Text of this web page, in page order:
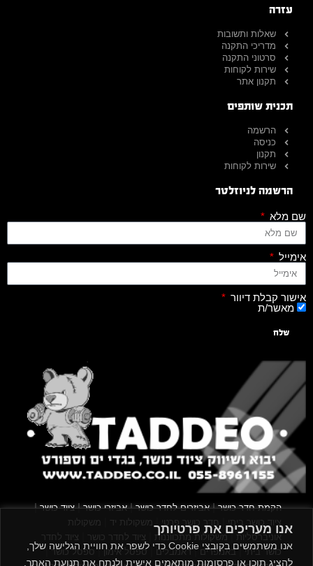
אנו מעריכים את פרטיותך
אנו משתמשים בקובצי Cookie כדי לשפר את חוויית הגלישה שלך,
להציג תוכן או פרסומות מותאמים אישית ולנתח את תנועת האתר.
עזרה
שאלות ותשובות
מדריכי התקנה
סרטוני התקנה
שירות לקוחות
תקנון אתר
תכנית שותפים
הרשמה
כניסה
תקנון
שירות לקוחות
הרשמה לניוזלטר
שם מלא
אימייל
אישור קבלת דיוור
מאשר/ת
שלח
הקמת חדר כושר|אביזרים לחדר כושר|אביזרי כושר|ציוד כושר|
ציוד כושר ביתי חדר כושר פרטי משקולות יד
משקולות
אוניברסליות |משקולות מתכווננות ציוד לחדר כושר
ציוד לחדר
כושר ביתי|באמפרים |דאמבלים |ספסל אימון | ספסל כושר|